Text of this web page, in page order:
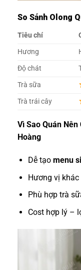
So Sánh Olong
Tiêu chí
Hương
Độ chát
Trà sữa
Trà trái cây
Vì Sao Quán
Hoàng
Dễ tạo menu
Hương vị
Phù hợp trà
Cost hợp lý –